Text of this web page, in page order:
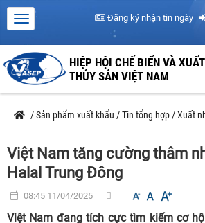
Đăng ký nhận tin ngày
HIỆP HỘI CHẾ BIẾN VÀ
THỦY SẢN VIỆT NAM
/Sản phẩm xuất khẩu /Tin tổng hợp /Xuất
Việt Nam tăng cường thâm
Halal Trung Đông
08:45 11/04/2025
Việt Nam đang tích cực tìm kiếm cơ